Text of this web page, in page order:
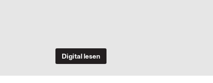
Digital lesen